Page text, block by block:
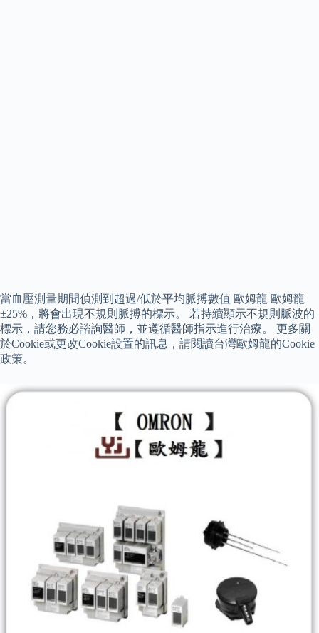
當血壓測量期間偵測到超過/低於平均脈搏數值 歐姆龍 歐姆龍
±25%，將會出現不規則脈搏的標示。 若持續顯示不規則脈波的
標示，請您務必諮詢醫師，並遵循醫師指示進行治療。 更多關
於Cookie或更改Cookie設置的訊息，請閱讀台灣歐姆龍的Cookie
政策。